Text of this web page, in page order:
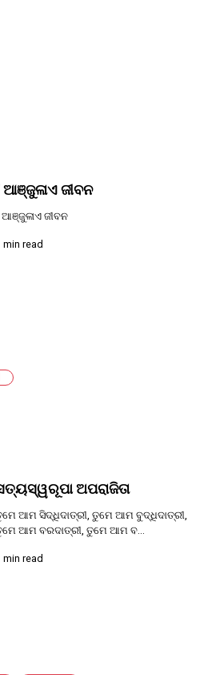
ଆଞ୍ଜୁଳାଏ ଜୀବନ
ଆଞ୍ଜୁଳାଏ ଜୀବନ
min read
ଅପରାଜିତା
ଆମ ସିଦ୍ଧିଦାତ୍ରୀ, ତୁମେ ଆମ ବୁଦ୍ଧିଦାତ୍ରୀ,
ଆମ ବରଦାତ୍ରୀ, ତୁମେ ଆମ ବ...
min read